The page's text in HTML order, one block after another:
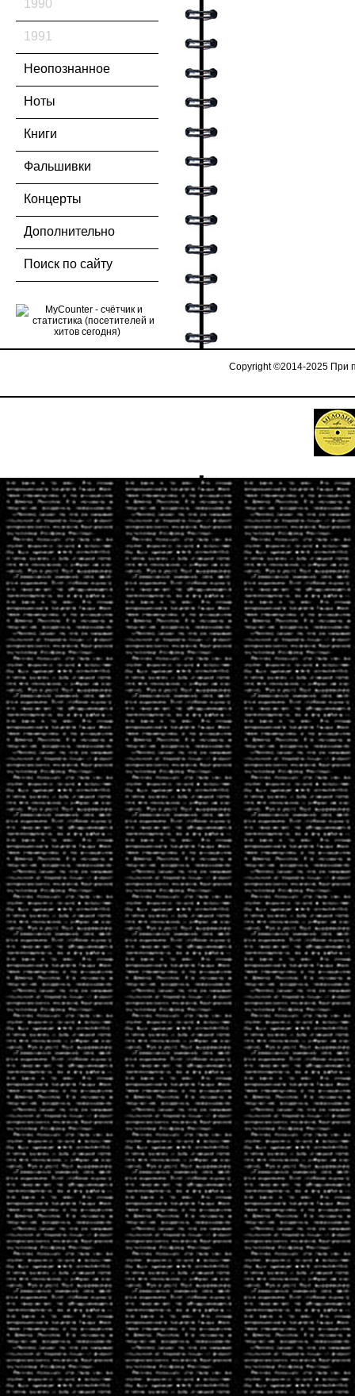
1990
1991
Неопознанное
Ноты
Книги
Фальшивки
Концерты
Дополнительно
Поиск по сайту